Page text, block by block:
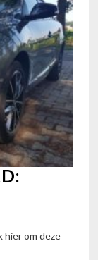
hier om deze